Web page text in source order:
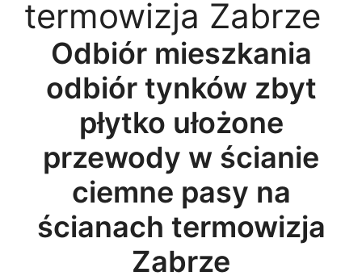
termowizja Zabrze
Odbiór mieszkania
odbiór tynków zbyt
płytko ułożone
przewody w ścianie
ciemne pasy na
ścianach termowizja
Zabrze